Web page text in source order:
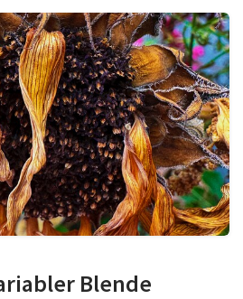
Blende